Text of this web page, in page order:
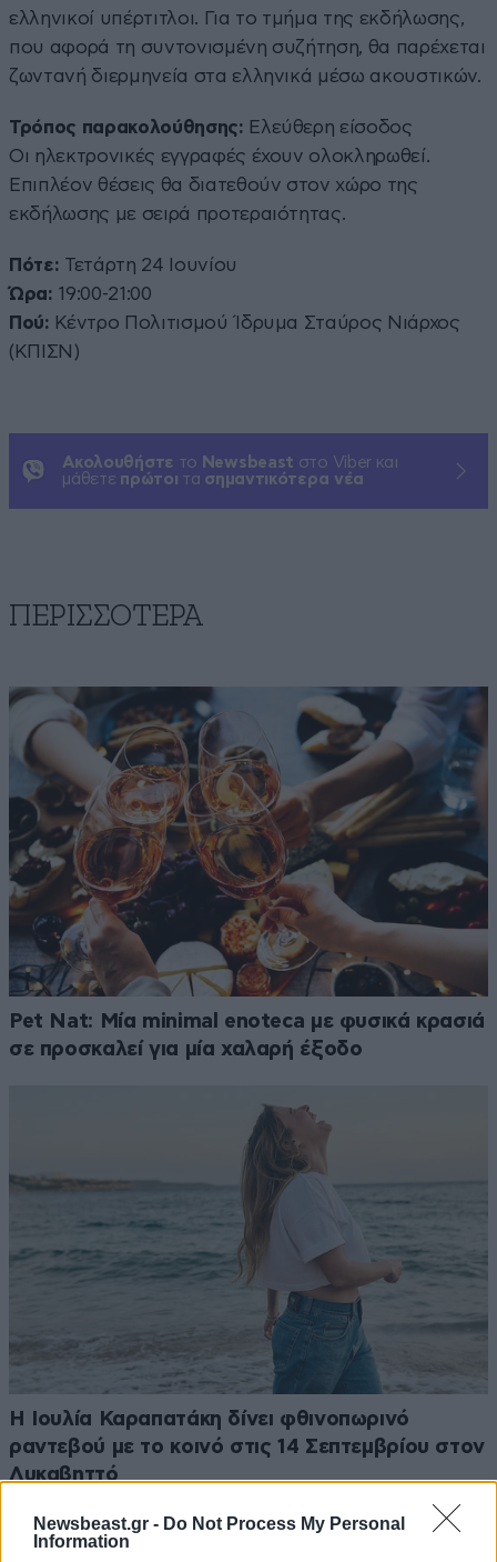
Newsbeast.gr - Do Not Process My Personal
Information
ελληνικοί υπέρτιτλοι. Για το τμήμα της εκδήλωσης,
που αφορά τη συντονισμένη συζήτηση, θα παρέχεται
ζωντανή διερμηνεία στα ελληνικά μέσω ακουστικών.
Τρόπος παρακολούθησης: Ελεύθερη είσοδος
Οι ηλεκτρονικές εγγραφές έχουν ολοκληρωθεί.
Επιπλέον θέσεις θα διατεθούν στον χώρο της
εκδήλωσης με σειρά προτεραιότητας.
Πότε: Τετάρτη 24 Ιουνίου
Ώρα: 19:00-21:00
Πού: Κέντρο Πολιτισμού Ίδρυμα Σταύρος Νιάρχος
(ΚΠΙΣΝ)
Ακολουθήστε το Newsbeast στο Viber και
μάθετε πρώτοι τα σημαντικότερα νέα
ΠΕΡΙΣΣΟΤΕΡΑ
Pet Nat: Μία minimal enoteca με φυσικά κρασιά
σε προσκαλεί για μία χαλαρή έξοδο
Η Ιουλία Καραπατάκη δίνει φθινοπωρινό
ραντεβού με το κοινό στις 14 Σεπτεμβρίου στον
Λυκαβηττό